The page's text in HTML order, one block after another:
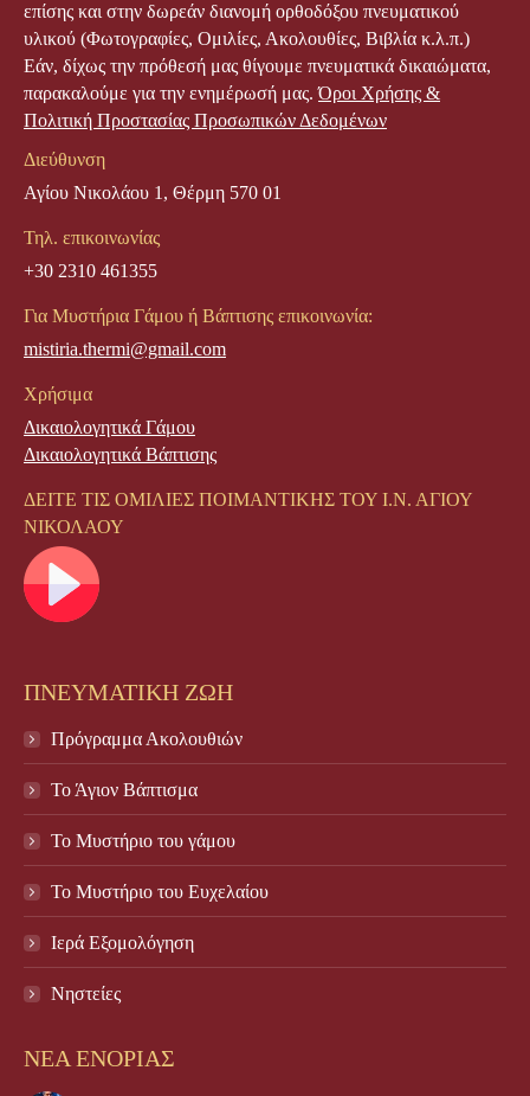
επίσης και στην δωρεάν διανομή ορθοδόξου πνευματικού
υλικού (Φωτογραφίες, Ομιλίες, Ακολουθίες, Βιβλία κ.λ.π.)
Εάν, δίχως την πρόθεσή μας θίγουμε πνευματικά δικαιώματα,
παρακαλούμε για την ενημέρωσή μας.Όροι Χρήσης &
Πολιτική Προστασίας Προσωπικών Δεδομένων
Διεύθυνση
Αγίου Νικολάου 1, Θέρμη 570 01
Τηλ. επικοινωνίας
+30 2310 461355
Για Μυστήρια Γάμου ή Βάπτισης επικοινωνία:
mistiria.thermi@gmail.com
Χρήσιμα
Δικαιολογητικά Γάμου
Δικαιολογητικά Βάπτισης
ΔΕΙΤΕ ΤΙΣ ΟΜΙΛΙΕΣ ΠΟΙΜΑΝΤΙΚΗΣ ΤΟΥ Ι.Ν. ΑΓΙΟΥ
ΝΙΚΟΛΑΟΥ
ΠΝΕΥΜΑΤΙΚΗ ΖΩΗ
Πρόγραμμα Ακολουθιών
Το Άγιον Βάπτισμα
Το Μυστήριο του γάμου
Το Mυστήριο του Eυχελαίου
Ιερά Εξομολόγηση
Νηστείες
ΝΕΑ ΕΝΟΡΙΑΣ